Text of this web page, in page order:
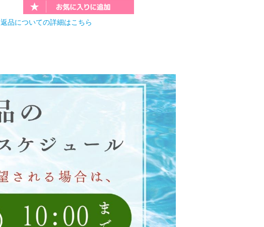
返品についての詳細はこちら